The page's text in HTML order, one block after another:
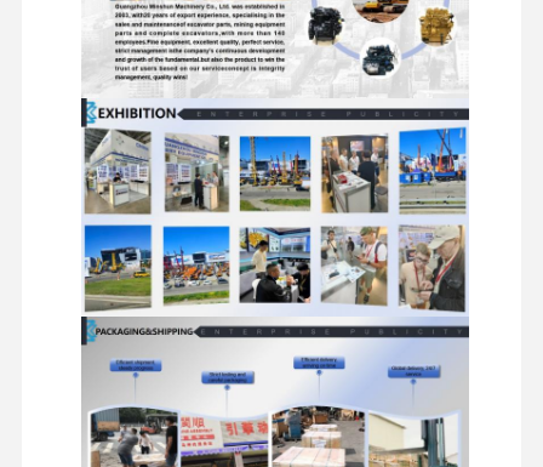
موتور دیزل
موتور میتسوبیشی
موتور بیل مکانیکی
کیت بازسازی موتور
پمپ تزریق
تجمع توربو شارژر
سایر قطعات موتور
سیستم کنترل الکترونیکی
اجزای الکتریکی موتور